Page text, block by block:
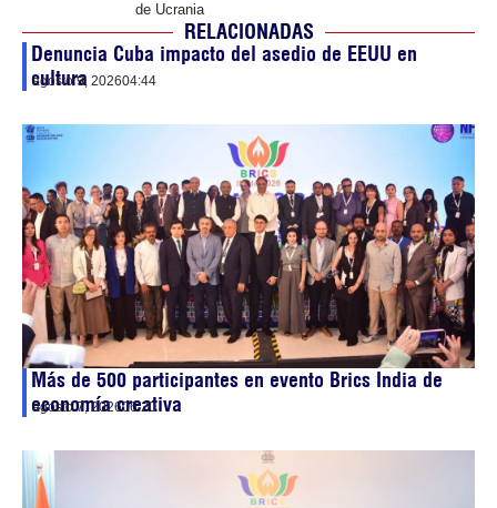
de Ucrania
RELACIONADAS
Denuncia Cuba impacto del asedio de EEUU en
cultura
agosto 9, 202604:44
Más de 500 participantes en evento Brics India de
economía creativa
agosto 7, 202606:20